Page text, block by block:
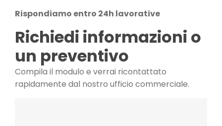
Rispondiamo entro 24h lavorative
Richiedi informazioni o
un preventivo
Compila il modulo e verrai ricontattato
rapidamente dal nostro ufficio commerciale.